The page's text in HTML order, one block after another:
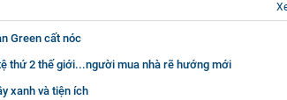
Green cất nóc
thứ 2 thế giới...người mua nhà rẽ hướng mới
xanh và tiện ích